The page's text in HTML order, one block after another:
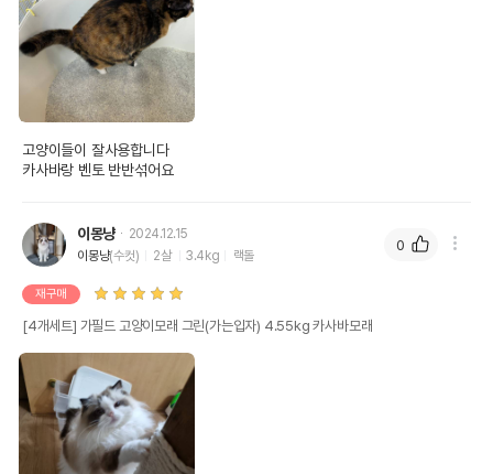
고양이들이 잘사용합니다
카사바랑 벤토 반반섞어요
이몽냥
2024.12.15
이몽냥(수컷) 2살 3.4kg 랙돌
재구매
[4개세트] 가필드 고양이모래 그린(가는입자) 4.55kg 카사바모래
0